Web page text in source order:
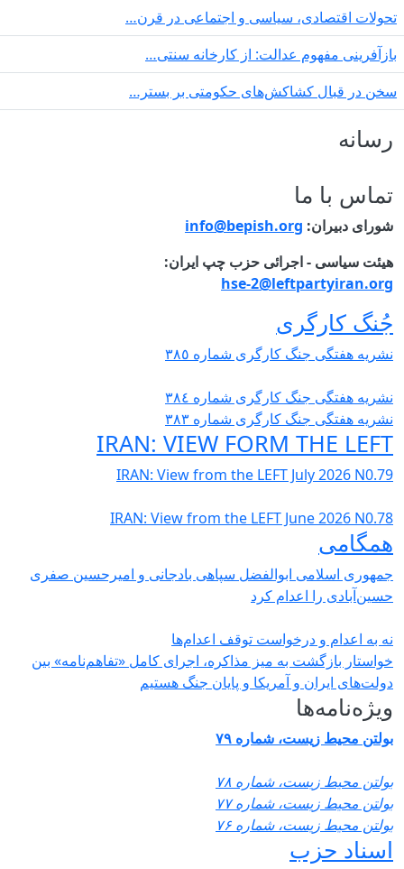
تحولات اقتصادی، سیاسی و اجتماعی در قرن…
بازآفرینی مفهوم عدالت: از کارخانه سنتی…
سخن در قبال کشاکش‌های حکومتی بر بستر…
رسانه
تماس با ما
شورای دبیران: info@bepish.org
هیئت سیاسی - اجرائی حزب چپ ایران:
hse-2@leftpartyiran.org
جُنگ کارگری
نشریە هفتگی جنگ کارگری شمارە ٣٨٥
نشریە هفتگی جنگ کارگری شمارە ٣٨٤
نشریە هفتگی جنگ کارگری شمارە ٣٨٣
IRAN: VIEW FORM THE LEFT
IRAN: View from the LEFT July 2026 N0.79
IRAN: View from the LEFT June 2026 N0.78
همگامی
جمهوری اسلامی ابوالفضل سپاهی بادجانی و امیرحسین صفری
حسین‌آبادی را اعدام کرد
نه به اعدام و درخواست توقف اعدام‌ها
خواستار بازگشت به میز مذاکره، اجرای کامل «تفاهم‌نامه» بین
دولت‌های ایران و آمریکا و پایان جنگ هستیم
ویژه‌نامه‌ها
بولتن محیط زیست، شماره ۷۹
بولتن محیط زیست، شماره ۷۸
بولتن محیط زیست، شماره ۷۷
بولتن محیط زیست، شماره ۷۶
اسناد حزب